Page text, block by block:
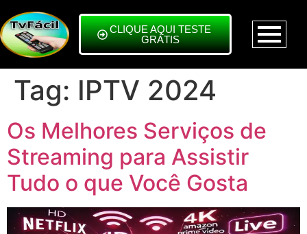
CLIQUE AQUI TESTE
GRÁTIS
Tag: IPTV 2024
Os Melhores Serviços de
Streaming para Assistir
Tudo o que Você Gosta